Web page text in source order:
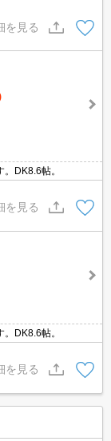
を見る
DK8.6帖。
を見る
DK8.6帖。
を見る